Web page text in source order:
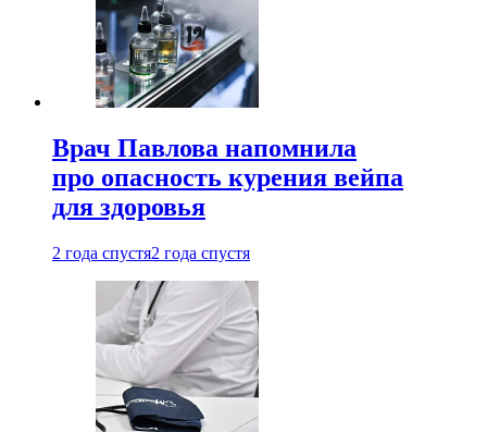
Врач Павлова напомнила
про опасность курения вейпа
для здоровья
2 года спустя2 года спустя